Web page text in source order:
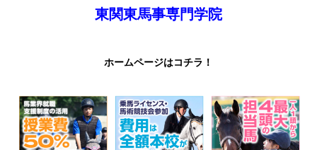
東関東馬事専門学院
ホームページはコチラ！